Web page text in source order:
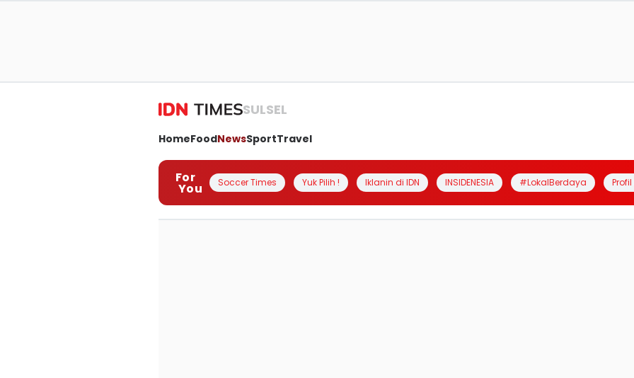
SULSEL
HomeFoodNewsSportTravel
For
You Soccer Times Yuk Pilih ! Iklanin di IDN INSIDENESIA #LokalBerdaya